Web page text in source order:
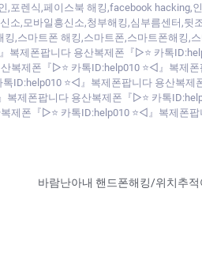
렌식,페이스북 해킹,facebook hacking,
,모바일흥신소,청부해킹,심부름센터,뒷
,스마트폰 해킹,스마트폰,스마트폰해킹,
제폰팝니다 용산복제폰『▷⭐ 카톡
제폰『▷⭐ 카톡ID:help010 ⭐◁』복제
ID:help010 ⭐◁』복제폰팝니다 용산복제
제폰팝니다 용산복제폰『▷⭐ 카톡
제폰『▷⭐ 카톡ID:help010 ⭐◁』복제폰팝